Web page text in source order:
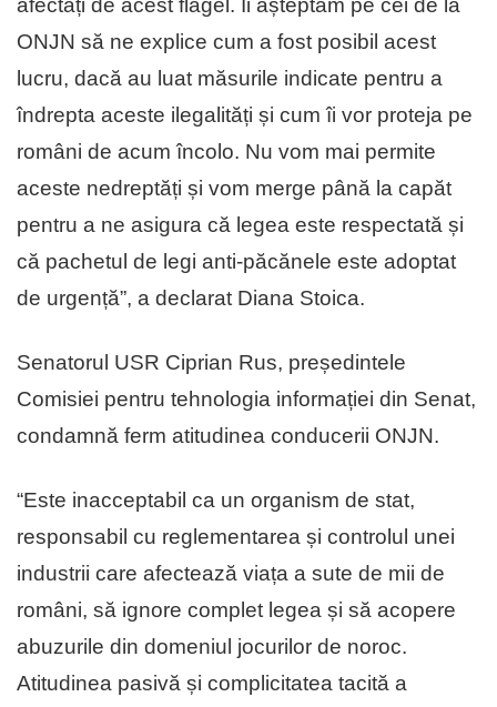
afectați de acest flagel. Îi așteptăm pe cei de la
ONJN să ne explice cum a fost posibil acest
lucru, dacă au luat măsurile indicate pentru a
îndrepta aceste ilegalități și cum îi vor proteja pe
români de acum încolo. Nu vom mai permite
aceste nedreptăți și vom merge până la capăt
pentru a ne asigura că legea este respectată și
că pachetul de legi anti-păcănele este adoptat
de urgență”, a declarat Diana Stoica.
Senatorul USR Ciprian Rus, președintele
Comisiei pentru tehnologia informației din Senat,
condamnă ferm atitudinea conducerii ONJN.
“Este inacceptabil ca un organism de stat,
responsabil cu reglementarea și controlul unei
industrii care afectează viața a sute de mii de
români, să ignore complet legea și să acopere
abuzurile din domeniul jocurilor de noroc.
Atitudinea pasivă și complicitatea tacită a